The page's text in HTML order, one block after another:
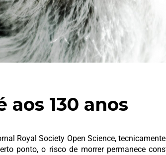
aos 130 anos
Royal Society Open Science,
ponto, o risco de morrer permanece